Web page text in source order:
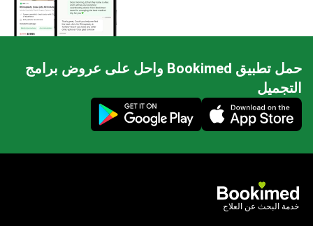
حمل تطبيق Bookimed واحل على عروض برامج
التجميل
Mobile app illustration
خدمة البحث عن العلاج